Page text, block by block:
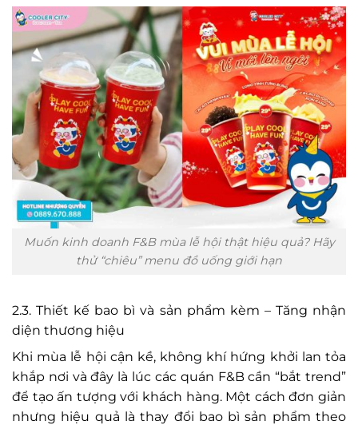
Muốn kinh doanh F&B mùa lễ hội thật hiệu quả? Hãy
thử “chiêu” menu đồ uống giới hạn
2.3. Thiết kế bao bì và sản phẩm kèm – Tăng nhận
diện thương hiệu
Khi mùa lễ hội cận kề, không khí hứng khởi lan tỏa
khắp nơi và đây là lúc các quán F&B cần “bắt trend”
để tạo ấn tượng với khách hàng. Một cách đơn giản
nhưng hiệu quả là thay đổi bao bì sản phẩm theo